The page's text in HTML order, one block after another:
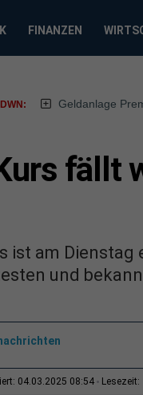
FINANZEN
Geldanlage
fällt
ist am
und
04.03.2025 08:54 Lesezeit: